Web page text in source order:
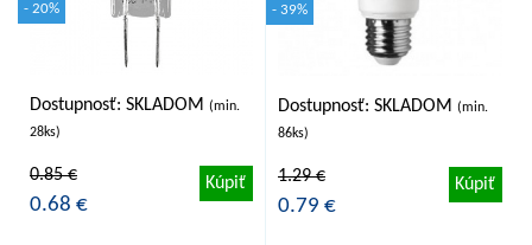
- 20%
Dostupnosť: SKLADOM (min.
28ks)
0.85 €
0.68 €
Kúpiť
- 39%
Dostupnosť: SKLADOM (min.
86ks)
1.29 €
0.79 €
Kúpiť